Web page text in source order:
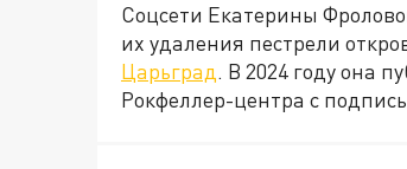
Соцсети Екатерины
их удаления пестрели
Царьград. В 2024 году она
Рокфеллер-центра с